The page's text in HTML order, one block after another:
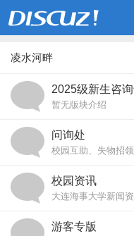
凌水河畔
2025级新生咨
暂无版块介绍
问询处
校园互助、失物招
校园资讯
大连海事大学新闻
游客专版